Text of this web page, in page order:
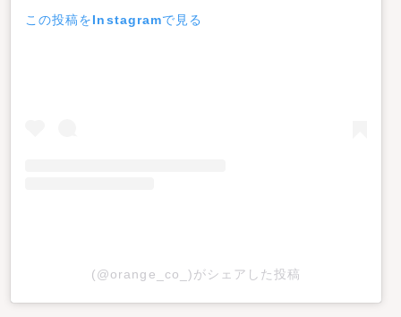
この投稿をInstagramで見る
(@orange_co_)がシェアした投稿